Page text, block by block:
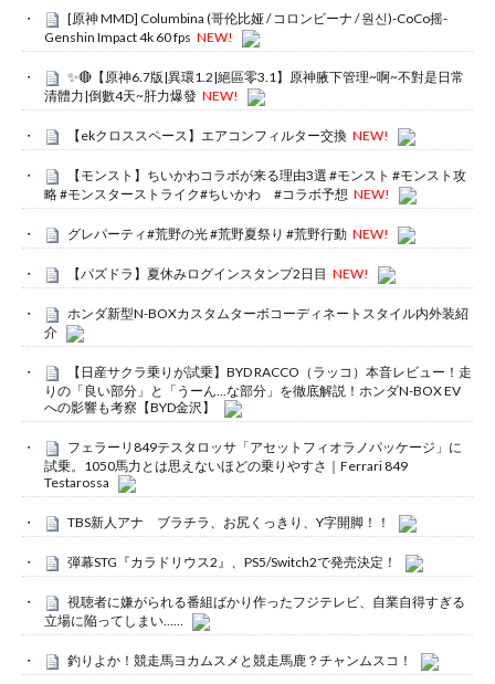
[原神 MMD] Columbina (哥伦比娅 / コロンビーナ / 원신)-CoCo摇-
Genshin Impact 4k 60 fps NEW!
✨🔴【原神6.7版|異環1.2|絕區零3.1】原神腋下管理~啊~不對是日常
清體力|倒數4天~肝力爆發 NEW!
【ekクロススペース】エアコンフィルター交換 NEW!
【モンスト】ちいかわコラボが来る理由3選 #モンスト #モンスト攻
略 #モンスターストライク#ちいかわ #コラボ予想 NEW!
グレパーティ#荒野の光 #荒野夏祭り #荒野行動 NEW!
【パズドラ】夏休みログインスタンプ2日目 NEW!
ホンダ新型N-BOXカスタムターボコーディネートスタイル内外装紹
介
【日産サクラ乗りが試乗】BYD RACCO（ラッコ）本音レビュー！走
りの「良い部分」と「うーん…な部分」を徹底解説！ホンダN-BOX EV
への影響も考察【BYD金沢】
フェラーリ849テスタロッサ「アセットフィオラノパッケージ」に
試乗。1050馬力とは思えないほどの乗りやすさ｜Ferrari 849
Testarossa
TBS新人アナ ブラチラ、お尻くっきり、Y字開脚！！
弾幕STG『カラドリウス2』、PS5/Switch2で発売決定！
視聴者に嫌がられる番組ばかり作ったフジテレビ、自業自得すぎる
立場に陥ってしまい……
釣りよか！競走馬ヨカムスメと競走馬鹿？チャンムスコ！